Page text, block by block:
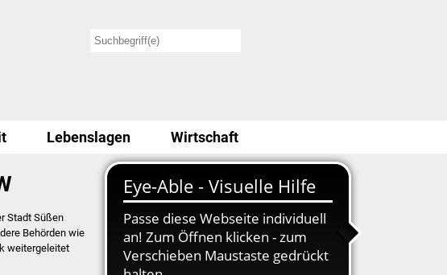
Lebenslagen Wirtschaft
Stadt Süßen
Behörden wie
weitergeleitet
Stellenausschreibung